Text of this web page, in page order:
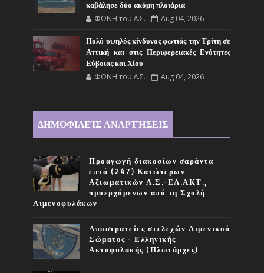
καβάλησε δύο ακόμη πλοιάρια
ΦΩΝΗ του Λ.Σ. Aug 04, 2026
Πολύ υψηλός κίνδυνος φωτιάς την Τρίτη σε
Αττική και στις Περιφερειακές Ενότητες
Εύβοιας και Χίου
ΦΩΝΗ του Λ.Σ. Aug 04, 2026
ΔΗΜΟΦΙΛΕΊΣ ΑΝΑΡΤΉΣΕΙΣ
Προαγωγή διακοσίων σαράντα
επτά (247) Κατώτερων
Αξιωματικών Λ.Σ.-ΕΛ.ΑΚΤ.,
προερχόμενων από τη Σχολή
Λιμενοφυλάκων
Αποστρατείες στελεχών Λιμενικού
Σώματος - Ελληνικής
Ακτοφυλακής (Πλωτάρχες)